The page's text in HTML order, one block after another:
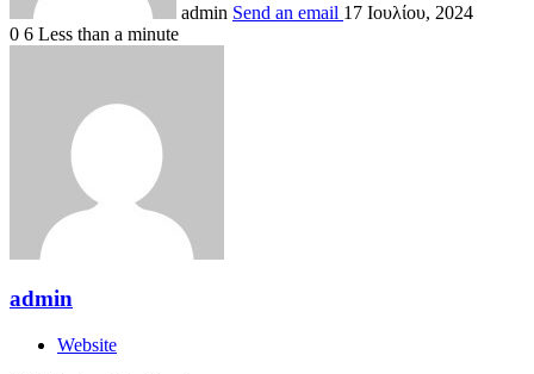
admin Send an email 17 Ιουλίου, 2024
0 6 Less than a minute
admin
Website